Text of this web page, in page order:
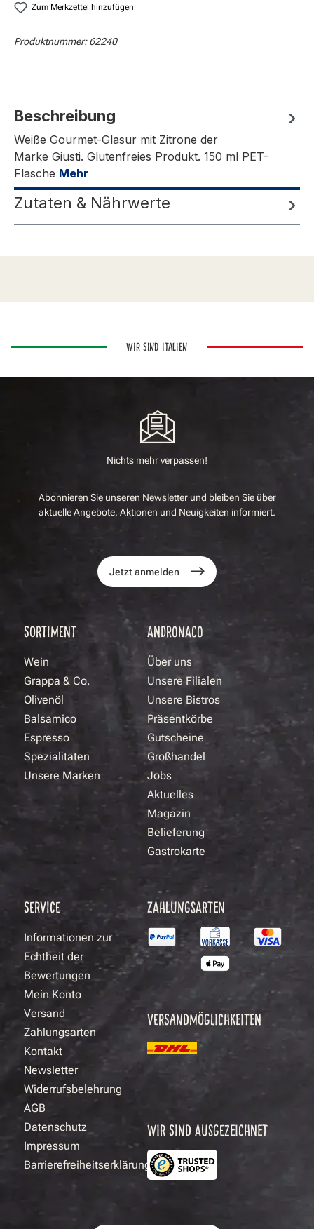
Zum Merkzettel hinzufügen
Produktnummer:62240
Beschreibung
Weiße Gourmet-Glasur mit Zitrone der
Marke Giusti. Glutenfreies Produkt. 150 ml PET-
Flasche Mehr
Zutaten & Nährwerte
WIR SIND ITALIEN
Nichts mehr verpassen!
Abonnieren Sie unseren Newsletter und bleiben Sie über
aktuelle Angebote, Aktionen und Neuigkeiten informiert.
Jetzt anmelden
SORTIMENT
Wein
Grappa & Co.
Olivenöl
Balsamico
Espresso
Spezialitäten
Unsere Marken
ANDRONACO
Über uns
Unsere Filialen
Unsere Bistros
Präsentkörbe
Gutscheine
Großhandel
Jobs
Aktuelles
Magazin
Belieferung
Gastrokarte
SERVICE
Informationen zur
Echtheit der
Bewertungen
Mein Konto
Versand
Zahlungsarten
Kontakt
Newsletter
Widerrufsbelehrung
AGB
Datenschutz
Impressum
Barrierefreiheitserklärung
ZAHLUNGSARTEN
VERSANDMÖGLICHKEITEN
WIR SIND AUSGEZEICHNET